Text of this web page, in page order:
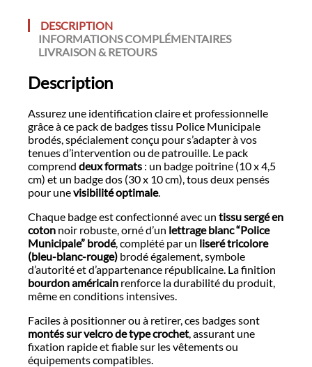
DESCRIPTION
INFORMATIONS COMPLÉMENTAIRES
LIVRAISON & RETOURS
Description
Assurez une identification claire et professionnelle
grâce à ce pack de badges tissu Police Municipale
brodés, spécialement conçu pour s’adapter à vos
tenues d’intervention ou de patrouille. Le pack
comprend deux formats : un badge poitrine (10 x 4,5
cm) et un badge dos (30 x 10 cm), tous deux pensés
pour unevisibilité optimale.
Chaque badge est confectionné avec un tissu sergé en
coton noir robuste, orné d’un lettrage blanc “Police
Municipale” brodé, complété par un liseré tricolore
(bleu-blanc-rouge) brodé également, symbole
d’autorité et d’appartenance républicaine. La finition
bourdon américain renforce la durabilité du produit,
même en conditions intensives.
Faciles à positionner ou à retirer, ces badges sont
montés sur velcro de type crochet , assurant une
fixation rapide et fiable sur les vêtements ou
équipements compatibles.